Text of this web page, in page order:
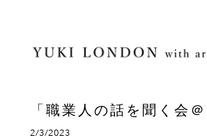
「職業人の話を聞く会
2/3/2023